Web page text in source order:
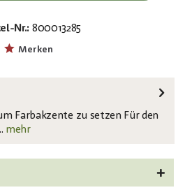
Nr.: 800013285
Merken
Farbakzente zu setzen Für den
mehr